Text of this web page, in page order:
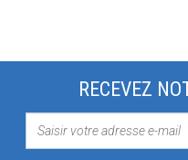
RECEVEZ